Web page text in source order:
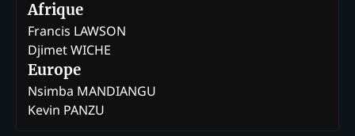
Afrique
Francis LAWSON
Djimet WICHE
Europe
Nsimba MANDIANGU
Kevin PANZU